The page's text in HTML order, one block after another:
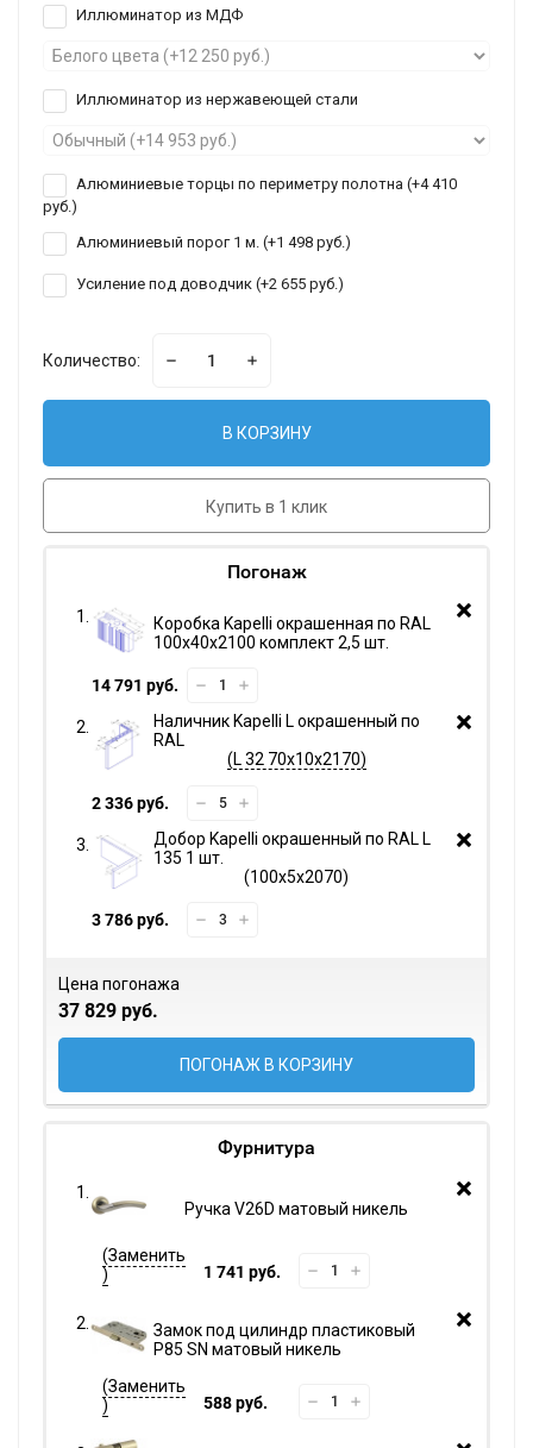
Иллюминатор из МДФ
Иллюминатор из нержавеющей стали
Алюминиевые торцы по периметру полотна (+4 410
руб.)
Алюминиевый порог 1 м. (+1 498 руб.)
Усиление под доводчик (+2 655 руб.)
Количество:
В КОРЗИНУ
Купить в 1 клик
Погонаж
Коробка Kapelli окрашенная по RAL
100х40х2100 комплект 2,5 шт.
14 791 руб.
Наличник Kapelli L окрашенный по
RAL
L 32 70х10х2170
2 336 руб.
Добор Kapelli окрашенный по RAL L
135 1 шт.
100х5х2070
3 786 руб.
Цена погонажа
37 829 руб.
ПОГОНАЖ В КОРЗИНУ
Фурнитура
Ручка V26D матовый никель
1 741 руб.
Замок под цилиндр пластиковый
P85 SN матовый никель
588 руб.